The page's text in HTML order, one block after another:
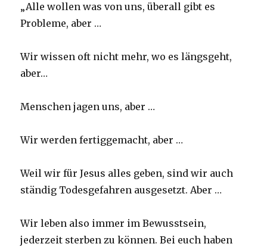
„Alle wollen was von uns, überall gibt es
Probleme, aber …
Wir wissen oft nicht mehr, wo es längsgeht,
aber…
Menschen jagen uns, aber …
Wir werden fertiggemacht, aber …
Weil wir für Jesus alles geben, sind wir auch
ständig Todesgefahren ausgesetzt. Aber …
Wir leben also immer im Bewusstsein,
jederzeit sterben zu können. Bei euch haben